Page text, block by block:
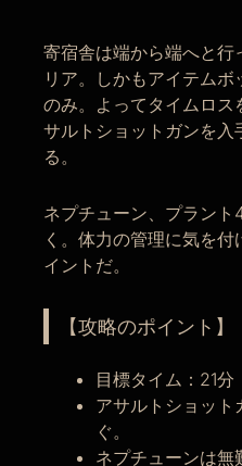
寄宿舎は端から端へと行
リア。しかもアイテム
のみ。よってタイムロス
サルトショットガンを入
る。
ネプチューン、プラン
く。体力の管理に気を
イントだ。
【攻略のポイント】
目標タイム：21分
アサルトショット
ぐ。
ネプチューンは無